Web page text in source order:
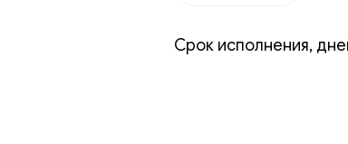
Срок исполнения,